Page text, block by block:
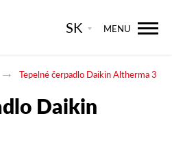
SK MENU
Tepelné čerpadlo Daikin Altherma 3
Daikin